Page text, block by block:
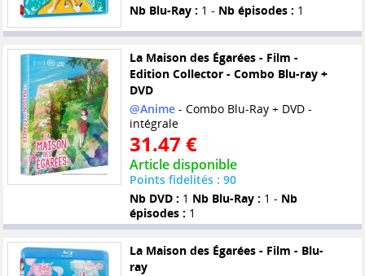
Nb Blu-Ray : 1 - Nb épisodes : 1
La Maison des Égarées - Film -
Edition Collector - Combo Blu-ray +
DVD
@Anime- Combo Blu-Ray + DVD -
intégrale
31.47 €
Article disponible
Points fidelités : 90
Nb DVD : 1 Nb Blu-Ray : 1 - Nb
épisodes : 1
La Maison des Égarées - Film - Blu-
ray